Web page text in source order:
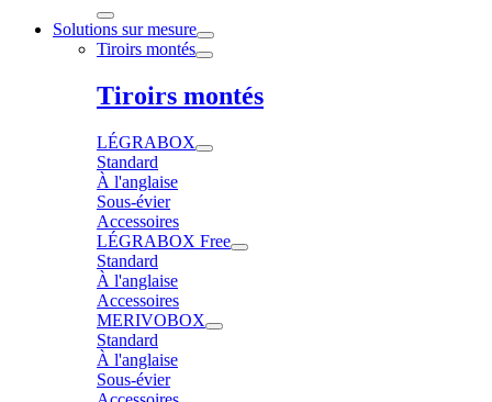
Solutions sur mesure
Tiroirs montés
Tiroirs montés
LÉGRABOX
Standard
À l'anglaise
Sous-évier
Accessoires
LÉGRABOX Free
Standard
À l'anglaise
Accessoires
MERIVOBOX
Standard
À l'anglaise
Sous-évier